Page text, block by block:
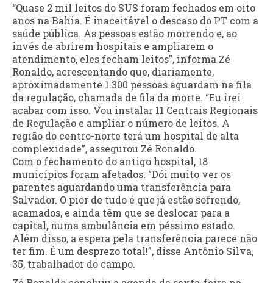
“Quase 2 mil leitos do SUS foram fechados em oito
anos na Bahia. É inaceitável o descaso do PT com a
saúde pública. As pessoas estão morrendo e, ao
invés de abrirem hospitais e ampliarem o
atendimento, eles fecham leitos”, informa Zé
Ronaldo, acrescentando que, diariamente,
aproximadamente 1.300 pessoas aguardam na fila
da regulação, chamada de fila da morte. “Eu irei
acabar com isso. Vou instalar 11 Centrais Regionais
de Regulação e ampliar o número de leitos. A
região do centro-norte terá um hospital de alta
complexidade”, assegurou Zé Ronaldo.
Com o fechamento do antigo hospital, 18
municípios foram afetados. “Dói muito ver os
parentes aguardando uma transferência para
Salvador. O pior de tudo é que já estão sofrendo,
acamados, e ainda têm que se deslocar para a
capital, numa ambulância em péssimo estado.
Além disso, a espera pela transferência parece não
ter fim. É um desprezo total!”, disse Antônio Silva,
35, trabalhador do campo.